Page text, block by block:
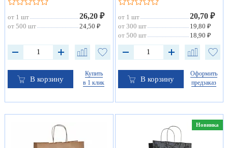
от 1 шт 26,20 ₽
от 500 шт 24,50 ₽
В корзину
Купить
в 1 клик
от 1 шт 20,70 ₽
от 300 шт
19,80 ₽
от 500 шт
18,90 ₽
В корзину
Оформить
предзаказ
Новинка